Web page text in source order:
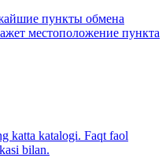
пункты обмена
местоположение пункта
katta katalogi. Faqt faol
bilan.